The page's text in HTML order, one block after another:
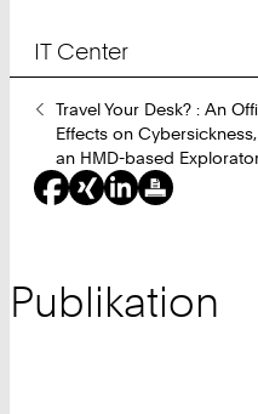
IT Center
Sie
sind
hier:
Travel Your Desk? : An
Effects on
an HMD-based
Publikation